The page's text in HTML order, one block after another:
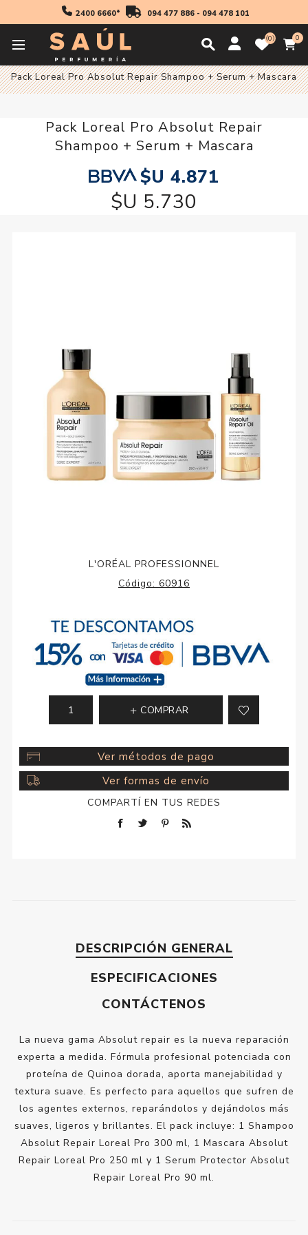
2400 6660* 094 477 886- 094 478 101
0 0
Inicio
Pack Loreal Pro Absolut Repair Shampoo + Serum + Mascara
Pack Loreal Pro Absolut Repair
Shampoo + Serum + Mascara
$U 4.871
$U 5.730
L'ORÉAL PROFESSIONNEL
Código: 60916
COMPRAR
Ver métodos de pago
Ver formas de envío
COMPARTÍ EN TUS REDES
DESCRIPCIÓN GENERAL
ESPECIFICACIONES
CONTÁCTENOS
La nueva gama Absolut repair es la nueva reparación
experta a medida. Fórmula profesional potenciada con
proteína de Quinoa dorada, aporta manejabilidad y
textura suave. Es perfecto para aquellos que sufren de
los agentes externos, reparándolos y dejándolos más
suaves, ligeros y brillantes. El pack incluye: 1 Shampoo
Absolut Repair Loreal Pro 300 ml, 1 Mascara Absolut
Repair Loreal Pro 250 ml y 1 Serum Protector Absolut
Repair Loreal Pro 90 ml.